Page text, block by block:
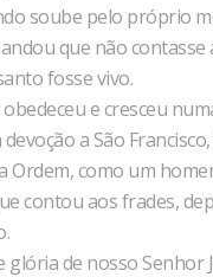
soube pelo próprio
que não contasse
fosse vivo.
e cresceu
a São
Ordem, como um
contou aos frades,
glória de nosso Senhor